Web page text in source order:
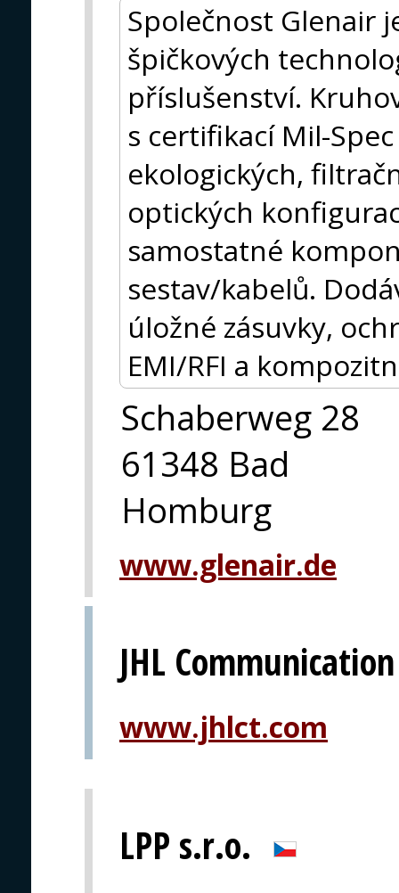
Společnost Glenair
špičkových
příslušenství.
s certifikací Mil-
ekologických,
optických
samostatné
sestav/kabelů.
úložné zásuvky,
EMI/RFI a
Schaberweg 28
61348 Bad
Homburg
www.glenair.de
JHL
www.jhlct.com
LPP s.r.o.